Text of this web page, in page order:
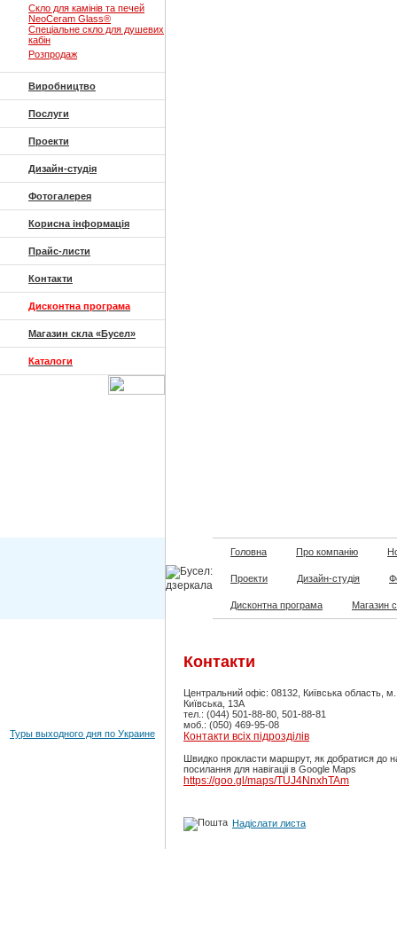
Скло для камінів та печей
NeoCeram Glass®
Спеціальне скло для душевих
кабін
Розпродаж
Виробництво
Послуги
Проекти
Дизайн-студія
Фотогалерея
Корисна інформація
Прайс-листи
Контакти
Дисконтна програма
Магазин скла «Бусел»
Каталоги
Головна Про компанію
Проекти Дизайн-студія
Дисконтна програма Магазин
Туры выходного дня по Украине
Контакти
Центральний офіс: 08132, Київська область,
Київська, 13А
тел.: (044) 501-88-80, 501-88-81
моб.: (050) 469-95-08
Контакти всіх підрозділів
Швидко прокласти маршрут, як добратися до
посилання для навігаціі в Google Maps
https://goo.gl/maps/TUJ4NnxhTAm
Надіслати листа